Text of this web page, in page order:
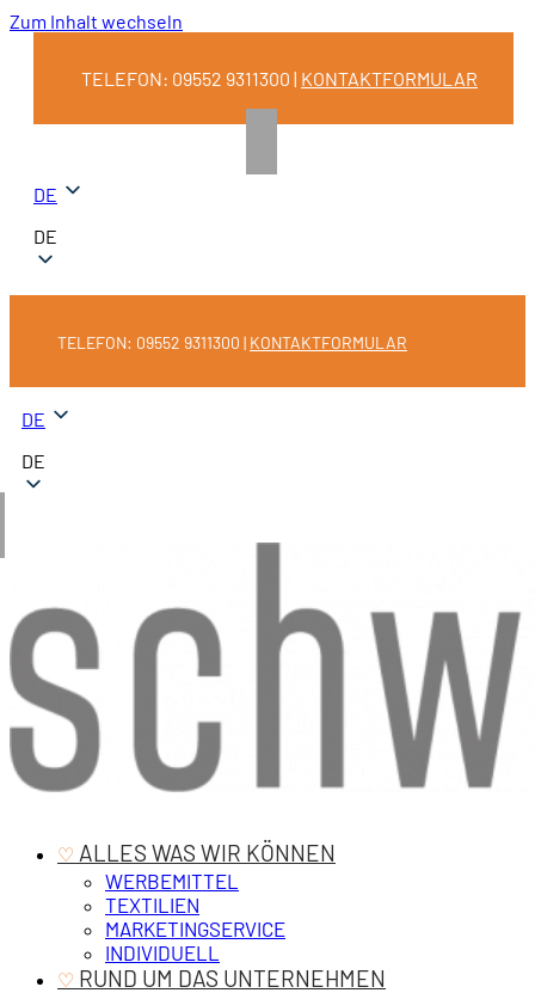
Zum Inhalt wechseln
TELEFON: 09552 9311300 | KONTAKTFORMULAR
DE
DE
TELEFON: 09552 9311300 | KONTAKTFORMULAR
DE
DE
♡ ‎ ALLES WAS WIR KÖNNEN
WERBEMITTEL
TEXTILIEN
MARKETINGSERVICE
INDIVIDUELL
♡ ‎ RUND UM DAS UNTERNEHMEN